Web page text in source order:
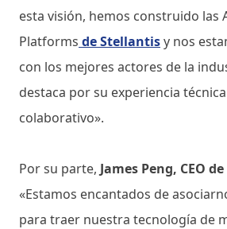
esta visión, hemos construido las
Platforms de Stellantisy nos
con los mejores actores de la
destaca por su experiencia
colaborativo».
Por su parte, James Peng, CEO
«Estamos encantados de
para traer nuestra tecnología de